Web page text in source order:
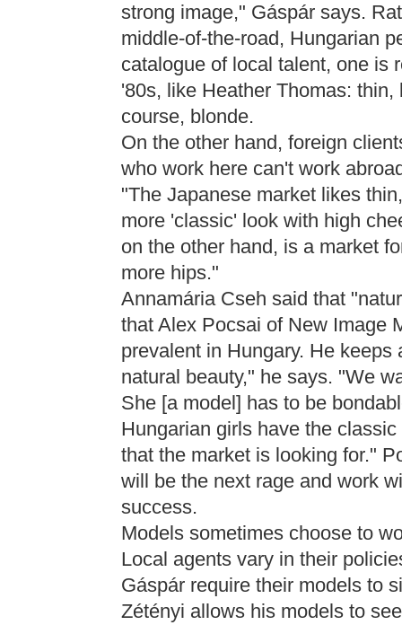
strong image," Gáspár says.
middle-of-the-road, Hungarian
catalogue of local talent, one is
'80s, like Heather Thomas:
course, blonde.
On the other hand, foreign
who work here can't work
"The Japanese market likes
more 'classic' look with high
on the other hand, is a market
more hips."
Annamária Cseh said that
that Alex Pocsai of New Image
prevalent in Hungary. He
natural beauty," he says. "We
She [a model] has to be
Hungarian girls have the
that the market is looking for."
will be the next rage and work
success.
Models sometimes choose to
Local agents vary in their
Gáspár require their models to
Zétényi allows his models to